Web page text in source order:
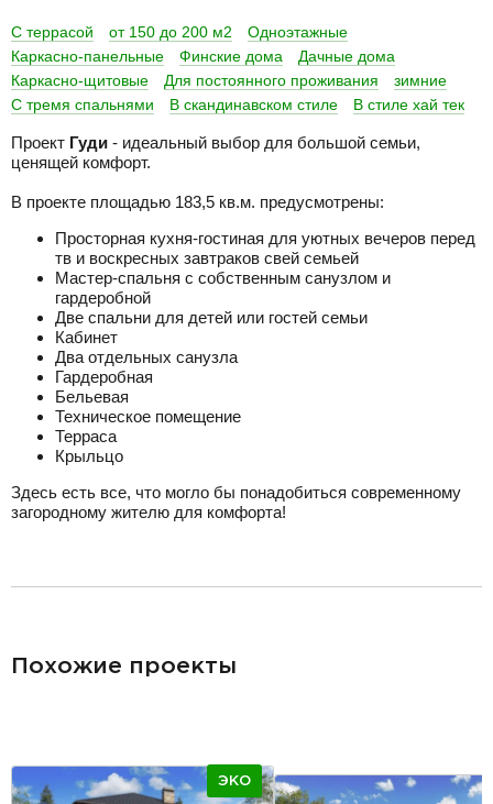
С террасой от 150 до 200 м2
Одноэтажные
Каркасно-панельные
Финские дома
Дачные дома
Каркасно-щитовые
Для постоянного проживания
зимние
С тремя спальнями
В скандинавском стиле В стиле хай тек
Проект Гуди - идеальный выбор для большой семьи,
ценящей комфорт.
В проекте площадью 183,5 кв.м. предусмотрены:
Просторная кухня-гостиная для уютных вечеров перед
тв и воскресных завтраков свей семьей
Мастер-спальня с собственным санузлом и
гардеробной
Две спальни для детей или гостей семьи
Кабинет
Два отдельных санузла
Гардеробная
Бельевая
Техническое помещение
Терраса
Крыльцо
Здесь есть все, что могло бы понадобиться современному
загородному жителю для комфорта!
Похожие проекты
ЭКО